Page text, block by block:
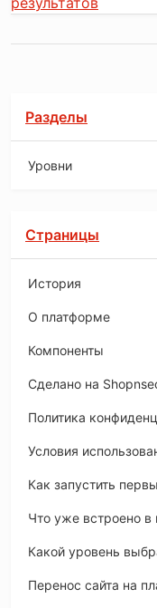
Разделы
Уровни
Страницы
История
O платформе
Компоненты
Сделано на
Политика
Условия
Как запустить
Что уже встроено в
Какой уровень
Перенос сайта на